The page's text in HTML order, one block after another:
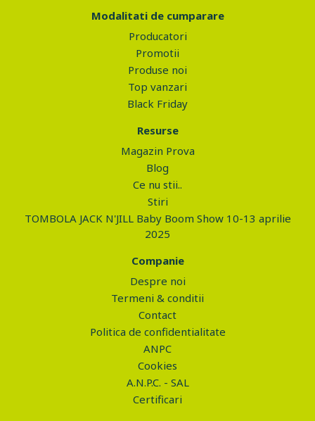
Modalitati de cumparare
Producatori
Promotii
Produse noi
Top vanzari
Black Friday
Resurse
Magazin Prova
Blog
Ce nu stii..
Stiri
TOMBOLA JACK N'JILL Baby Boom Show 10-13 aprilie
2025
Companie
Despre noi
Termeni & conditii
Contact
Politica de confidentialitate
ANPC
Cookies
A.N.P.C. - SAL
Certificari